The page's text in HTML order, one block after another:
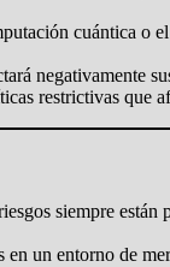
cuántica o
negativamente
restrictivas que
siempre
en un entorno de